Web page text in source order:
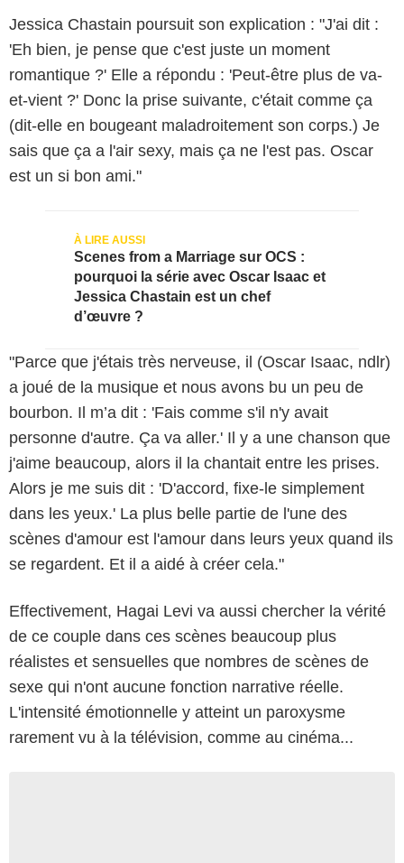
Jessica Chastain poursuit son explication : "J'ai dit :
'Eh bien, je pense que c'est juste un moment
romantique ?' Elle a répondu : 'Peut-être plus de va-
et-vient ?' Donc la prise suivante, c'était comme ça
(dit-elle en bougeant maladroitement son corps.) Je
sais que ça a l'air sexy, mais ça ne l'est pas. Oscar
est un si bon ami."
Scenes from a Marriage sur OCS :
pourquoi la série avec Oscar Isaac et
Jessica Chastain est un chef
d’œuvre ?
"Parce que j'étais très nerveuse, il (Oscar Isaac, ndlr)
a joué de la musique et nous avons bu un peu de
bourbon. Il m’a dit : 'Fais comme s'il n'y avait
personne d'autre. Ça va aller.' Il y a une chanson que
j'aime beaucoup, alors il la chantait entre les prises.
Alors je me suis dit : 'D'accord, fixe-le simplement
dans les yeux.' La plus belle partie de l'une des
scènes d'amour est l'amour dans leurs yeux quand ils
se regardent. Et il a aidé à créer cela."
Effectivement, Hagai Levi va aussi chercher la vérité
de ce couple dans ces scènes beaucoup plus
réalistes et sensuelles que nombres de scènes de
sexe qui n'ont aucune fonction narrative réelle.
L'intensité émotionnelle y atteint un paroxysme
rarement vu à la télévision, comme au cinéma...